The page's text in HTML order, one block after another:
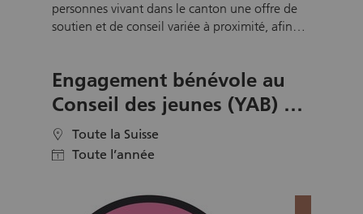
personnes vivant dans le canton une offre de
soutien et de conseil variée à proximité, afin
vous engageant en tant que bénévole, vous
offrez de la liberté de mouvement (Service des
transports Croix-Rouge), du temps pour se
ressourcer (Soutien aux proches aidant-e-s), de
la joie de vivre (Service de visite et
accompagner les personnes en fin de vie pour
Engagement bénévole au
Conseil des jeunes (YAB) de
Pro Juventute
location Toute la Suisse
calendar Toute l’année